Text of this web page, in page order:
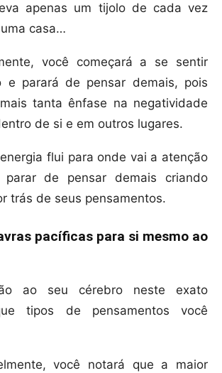
apenas um tijolo de cada vez
casa…
você começará a se sentir
e parará de pensar demais, pois
tanta ênfase na negatividade
de si e em outros lugares.
flui para onde vai a atenção
de pensar demais criando
trás de seus pensamentos.
pacíficas para si mesmo ao
ao seu cérebro neste exato
tipos de pensamentos você
você notará que a maior